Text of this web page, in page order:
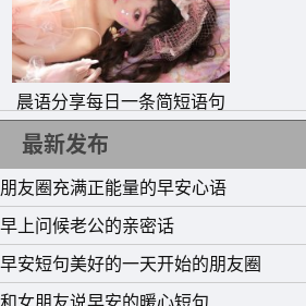
关键，认识得太早或太晚，都不行。
13、没有一种挫折是伴着微笑而来的
在微笑中被征服。早安!
14、每一次想你，我都得提醒我自己
话，你早就开口了。早安!
15、如果能笑一笑，即使心情很坏，
一点你的心情。早安。
晨语分享每日一条简短语句
最新发布
朋友圈充满正能量的早安心语
早上问候老公的亲密话
早安短句美好的一天开始的朋友圈